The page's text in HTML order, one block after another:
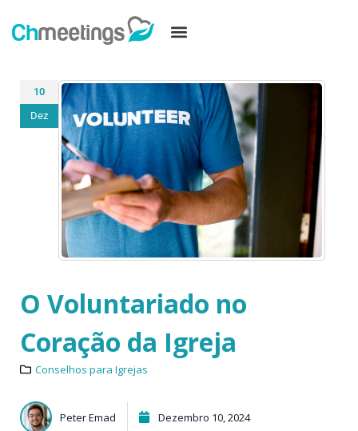
10
Dez
O Voluntariado no
Coração da Igreja
Conselhos para Igrejas
Peter Emad Dezembro 10, 2024